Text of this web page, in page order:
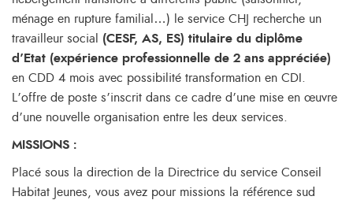
ménage en rupture familial…) le service CHJ recherche un
travailleur social (CESF, AS, ES) titulaire du diplôme
d’Etat (expérience professionnelle de 2 ans appréciée)
en CDD 4 mois avec possibilité transformation en CDI.
L’offre de poste s’inscrit dans ce cadre d’une mise en œuvre
d’une nouvelle organisation entre les deux services.
MISSIONS :
Placé sous la direction de la Directrice du service Conseil
Habitat Jeunes, vous avez pour missions la référence sud